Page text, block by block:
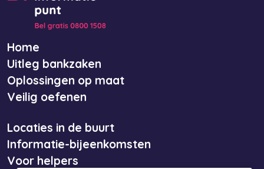
Home
Uitleg bankzaken
Oplossingen op maat
Veilig oefenen
Locaties in de buurt
Informatie-bijeenkomsten
Voor helpers